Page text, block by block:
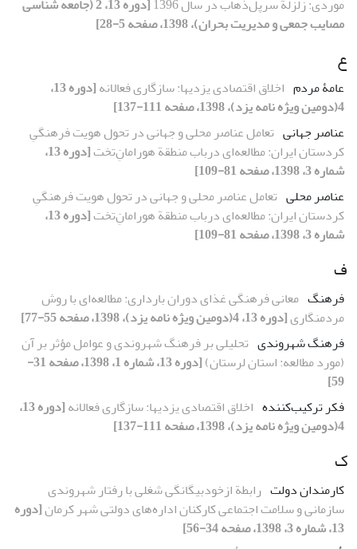
مصایب جمعی و مدیریت بحران)، 1398، صفحه 5-28]
ع
عامۀ‌ مردم اخلاق اقتصادی یزدیها: سازگاری فعالانه
[دوره 13،
4(دومین ویژه نامه یزد)، 1398، صفحه 111-137]
عناصر جهانی تعامل عناصر محلی و جهانی در تحول هویت فرهنگیِ
کردستان ایران: مطالعه‌ای درباب منطقة هورامانِ‌تخت
[دوره 13،
شماره 3، 1398، صفحه 81-109]
عناصر محلی تعامل عناصر محلی و جهانی در تحول هویت فرهنگیِ
کردستان ایران: مطالعه‌ای درباب منطقة هورامانِ‌تخت
[دوره 13،
شماره 3، 1398، صفحه 81-109]
ف
فرهنگ معانی فرهنگی غذای دوران بارداری: مطالعه‌ای با روش
مردمنگاری[دوره 13، 4(دومین ویژه نامه یزد)، 1398، صفحه 55-77]
فرهنگ شهروندی تحلیلی بر فرهنگ شهروندی و عوامل مؤثر بر آن
(مورد مطالعه: استان لرستان)
[دوره 13، شماره 1، 1398، صفحه 31-
59]
فکر ترکیب‌کننده اخلاق اقتصادی یزدیها: سازگاری فعالانه
[دوره 13،
4(دومین ویژه نامه یزد)، 1398، صفحه 111-137]
ک
کارمندان دولت رابطة ازخودبیگانگی شغلی با رفتار شهروندی
سازمانی و سلامت اجتماعی کارکنان اداره‌های دولتی شهر کرمان[دوره
13، شماره 3، 1398، صفحه 34-56]